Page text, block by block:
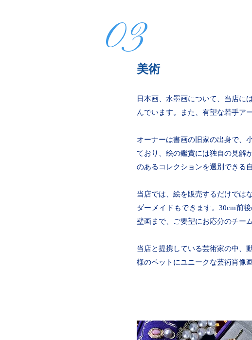
03
美術
日本画、水墨画について、当店に
んでいます。また、有望な若手ア
オーナーは書画の旧家の出身で、
ており、絵の鑑賞には独自の見解
のあるコレクションを選別できる
当店では、絵を販売するだけでは
ダーメイドもできます。30cm前
壁画まで、ご要望にお応分のチー
当店と提携している芸術家の中、
様のペットにユニークな芸術肖像